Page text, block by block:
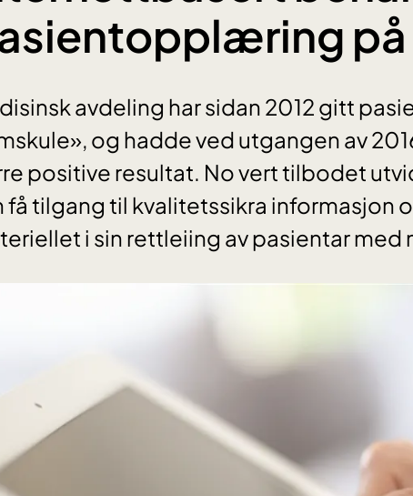
på
avdeling har sidan 2012 gitt
og hadde ved utgangen av
positive resultat. No vert tilbodet
få tilgang til kvalitetssikra informasjon
i sin rettleiing av pasientar